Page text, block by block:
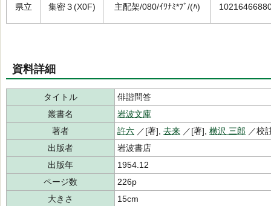
県立 集密３(X0F) 主配架/080/ｲﾜﾅﾐ*ﾌﾞ/(ﾊ)
資料詳細
タイトル
俳諧問答
叢書名
岩波文庫
著者
許六 ／[著], 去来 ／[著], 横沢 三郎 ／校
出版者
岩波書店
出版年
1954.12
ページ数
226p
大きさ
15cm